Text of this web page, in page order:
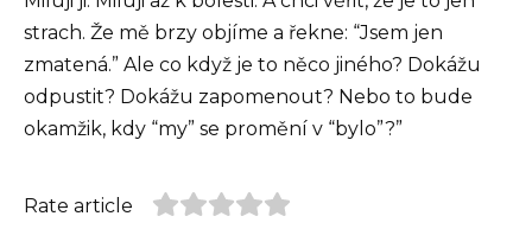
strach. Že mě brzy objíme a řekne: “Jsem jen
zmatená.” Ale co když je to něco jiného? Dokážu
odpustit? Dokážu zapomenout? Nebo to bude
okamžik, kdy “my” se promění v “bylo”?”
Rate article